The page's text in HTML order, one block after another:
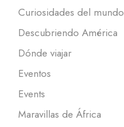
Curiosidades del mundo
Descubriendo América
Dónde viajar
Eventos
Events
Maravillas de África